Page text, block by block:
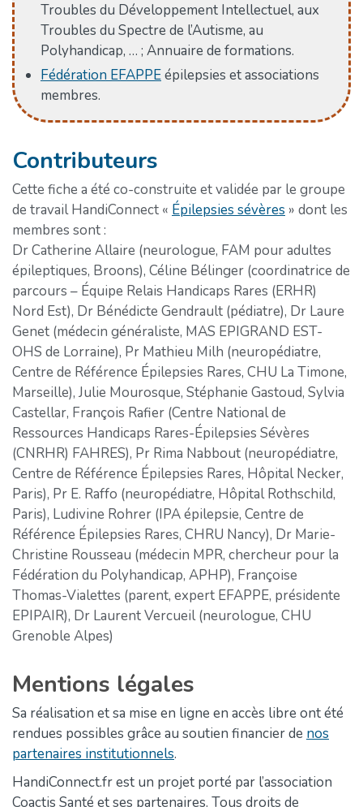
Troubles du Développement Intellectuel, aux
Troubles du Spectre de l’Autisme, au
Polyhandicap, … ; Annuaire de formations.
Fédération EFAPPEépilepsies et associations
membres.
Contributeurs
Cette fiche a été co-construite et validée par le groupe
de travail HandiConnect « Épilepsies sévères » dont les
membres sont :
Dr Catherine Allaire (neurologue, FAM pour adultes
épileptiques, Broons), Céline Bélinger (coordinatrice de
parcours – Équipe Relais Handicaps Rares (ERHR)
Nord Est), Dr Bénédicte Gendrault (pédiatre), Dr Laure
Genet (médecin généraliste, MAS EPIGRAND EST-
OHS de Lorraine), Pr Mathieu Milh (neuropédiatre,
Centre de Référence Épilepsies Rares, CHU La Timone,
Marseille), Julie Mourosque, Stéphanie Gastoud, Sylvia
Castellar, François Rafier (Centre National de
Ressources Handicaps Rares-Épilepsies Sévères
(CNRHR) FAHRES), Pr Rima Nabbout (neuropédiatre,
Centre de Référence Épilepsies Rares, Hôpital Necker,
Paris), Pr E. Raffo (neuropédiatre, Hôpital Rothschild,
Paris), Ludivine Rohrer (IPA épilepsie, Centre de
Référence Épilepsies Rares, CHRU Nancy), Dr Marie-
Christine Rousseau (médecin MPR, chercheur pour la
Fédération du Polyhandicap, APHP), Françoise
Thomas-Vialettes (parent, expert EFAPPE, présidente
EPIPAIR), Dr Laurent Vercueil (neurologue, CHU
Grenoble Alpes)
Mentions légales
Sa réalisation et sa mise en ligne en accès libre ont été
rendues possibles grâce au soutien financier de nos
partenaires institutionnels.
HandiConnect.fr est un projet porté par l’association
Coactis Santé et ses partenaires. Tous droits de